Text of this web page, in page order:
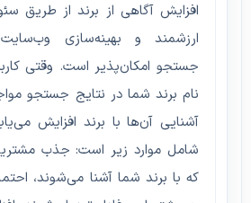
افزایش آگاهی از برند از طریق
ارزشمند و بهینه‌سازی
جستجو امکان‌پذیر است. وقتی
نام برند شما در نتایج جستجو
آشنایی آن‌ها با برند افزایش
شامل موارد زیر است: جذب
که با برند شما آشنا می‌شوند،